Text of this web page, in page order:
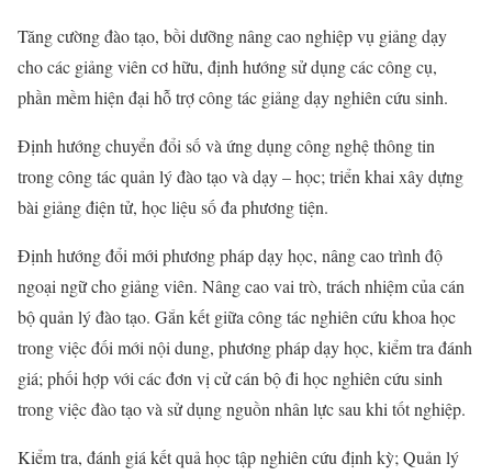
Tăng cường đào tạo, bồi dưỡng nâng cao nghiệp vụ giảng dạy
cho các giảng viên cơ hữu, định hướng sử dụng các công cụ,
phần mềm hiện đại hỗ trợ công tác giảng dạy nghiên cứu sinh.
Định hướng chuyển đổi số và ứng dụng công nghệ thông tin
trong công tác quản lý đào tạo và dạy – học; triển khai xây dựng
bài giảng điện tử, học liệu số đa phương tiện.
Định hướng đổi mới phương pháp dạy học, nâng cao trình độ
ngoại ngữ cho giảng viên. Nâng cao vai trò, trách nhiệm của cán
bộ quản lý đào tạo. Gắn kết giữa công tác nghiên cứu khoa học
trong việc đối mới nội dung, phương pháp dạy học, kiểm tra đánh
giá; phối hợp với các đơn vị cử cán bộ đi học nghiên cứu sinh
trong việc đào tạo và sử dụng nguồn nhân lực sau khi tốt nghiệp.
Kiểm tra, đánh giá kết quả học tập nghiên cứu định kỳ; Quản lý